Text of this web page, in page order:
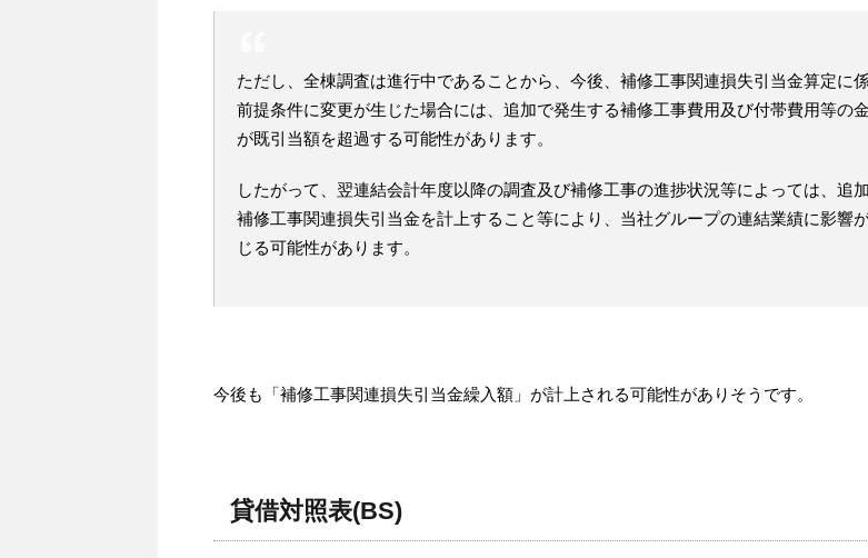
ただし、全棟調査は進行中であることから、今後、補修工事関連損失引当金算定に
前提条件に変更が生じた場合には、追加で発生する補修工事費用及び付帯費用等の
が既引当額を超過する可能性があります。
したがって、翌連結会計年度以降の調査及び補修工事の進捗状況等によっては、追
補修工事関連損失引当金を計上すること等により、当社グループの連結業績に影響
じる可能性があります。
今後も「補修工事関連損失引当金繰入額」が計上される可能性がありそうです。
貸借対照表(BS)